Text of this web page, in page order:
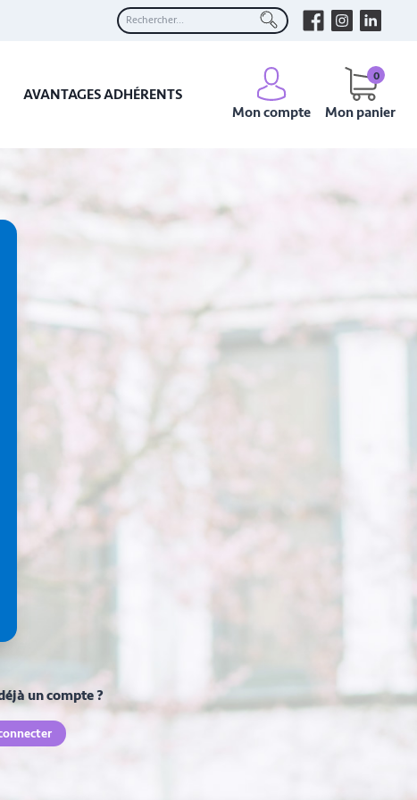
AVANTAGES ADHÉRENTS
Mon compte
Mon panier
0
un compte ?